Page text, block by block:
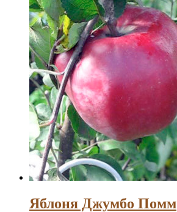
Яблоня Джумбо Помм